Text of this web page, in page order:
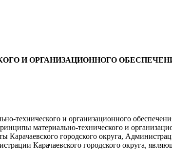
И ОРГАНИЗАЦИОННОГО
технического и организационного
материально-технического и
Карачаевского городского округа,
Карачаевского городского округа,